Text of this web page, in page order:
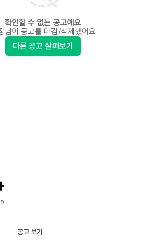
확인할 수 없는 공고예요
님이 공고를 마감/삭제했어요
다른 공고 살펴보기
공고 보기